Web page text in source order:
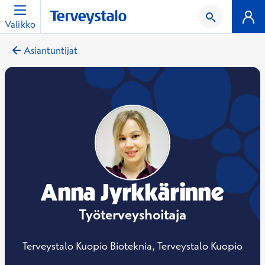
Valikko
Asiantuntijat
Anna Jyrkkärinne
Työterveyshoitaja
Terveystalo Kuopio Bioteknia, Terveystalo Kuopio